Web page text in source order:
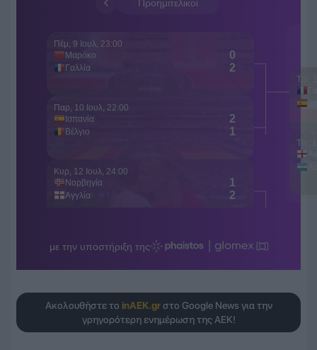
Ακολουθήστε το inAEK.grστο Google News για την
γρηγορότερη ενημέρωση της ΑΕΚ!